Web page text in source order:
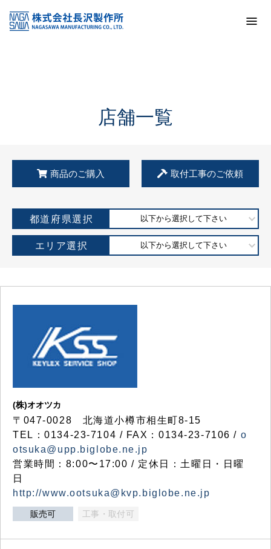
KSS加盟店・取扱店情報
店舗一覧
店舗一覧
商品のご購入 取付工事のご依頼
都道府県選択 以下から選択して下さい
エリア選択 以下から選択して下さい
(株)オオツカ
〒047-0028 北海道小樽市相生町8-15
TEL：0134-23-7104 / FAX：0134-23-7106 / o
otsuka@upp.biglobe.ne.jp
営業時間：8:00〜17:00 / 定休日：土曜日・日曜
日
http://www.ootsuka@kvp.biglobe.ne.jp
販売可 工事・取付可